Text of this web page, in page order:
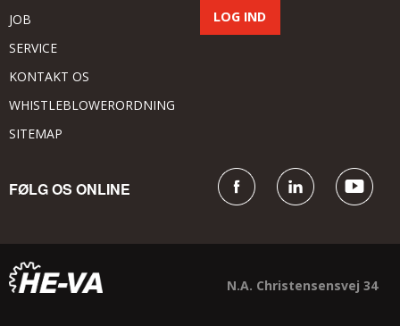
JOB
SERVICE
KONTAKT OS
WHISTLEBLOWERORDNING
SITEMAP
FØLG OS ONLINE
N.A. Christensensvej 34